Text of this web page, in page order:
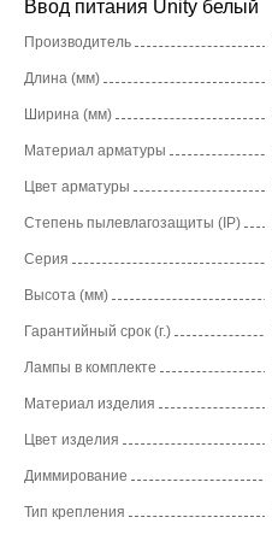
Ввод питания Unity белый
Производитель
Длина (мм)
Ширина (мм)
Материал арматуры
Цвет арматуры
Степень пылевлагозащиты (IP)
Серия
Высота (мм)
Гарантийный срок (г.)
Лампы в комплекте
Материал изделия
Цвет изделия
Диммирование
Тип крепления